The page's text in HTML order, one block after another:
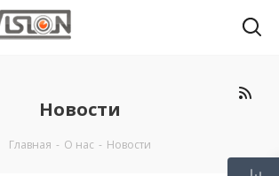
Новости
Главная - О нас - Новости